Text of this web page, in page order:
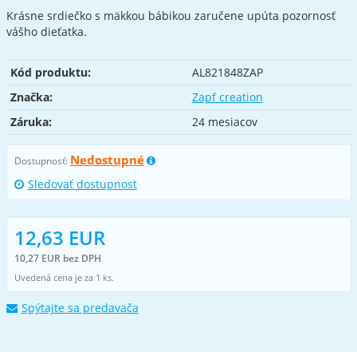
Krásne srdiečko s mäkkou bábikou zaručene upúta pozornosť
vášho dieťatka.
Kód produktu:
AL821848ZAP
Značka:
Zapf creation
Záruka:
24 mesiacov
Dostupnosť: Nedostupné
Sledovať dostupnost
12,63 EUR
10,27 EUR bez DPH
Uvedená cena je za 1 ks.
Spýtajte sa predavača